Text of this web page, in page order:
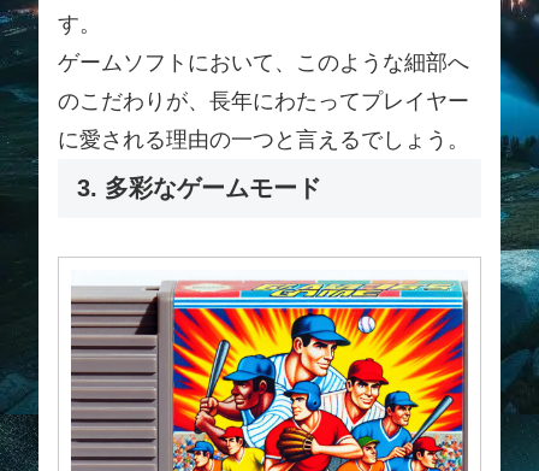
す。
ゲームソフトにおいて、このような細部へ
のこだわりが、長年にわたってプレイヤー
に愛される理由の一つと言えるでしょう。
3. 多彩なゲームモード